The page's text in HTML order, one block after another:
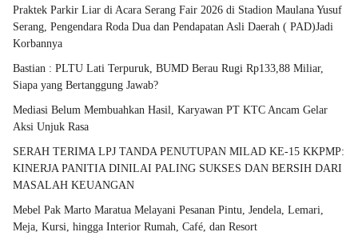
Praktek Parkir Liar di Acara Serang Fair 2026 di Stadion Maulana Yusuf
Serang, Pengendara Roda Dua dan Pendapatan Asli Daerah ( PAD)Jadi
Korbannya
Bastian : PLTU Lati Terpuruk, BUMD Berau Rugi Rp133,88 Miliar,
Siapa yang Bertanggung Jawab?
Mediasi Belum Membuahkan Hasil, Karyawan PT KTC Ancam Gelar
Aksi Unjuk Rasa
SERAH TERIMA LPJ TANDA PENUTUPAN MILAD KE-15 KKPMP:
KINERJA PANITIA DINILAI PALING SUKSES DAN BERSIH DARI
MASALAH KEUANGAN
Mebel Pak Marto Maratua Melayani Pesanan Pintu, Jendela, Lemari,
Meja, Kursi, hingga Interior Rumah, Café, dan Resort